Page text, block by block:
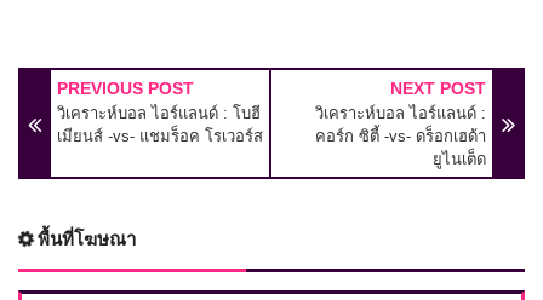
PREVIOUS POST
วิเคราะห์บอล ไอร์แลนด์ : โบฮี
เมียนส์ -vs- แชมร็อค โรเวอร์ส
NEXT POST
วิเคราะห์บอล ไอร์แลนด์ :
คอร์ก ซิตี้ -vs- ดร็อกเฮด้า
ยูไนเต็ด
พื้นที่โฆษณา